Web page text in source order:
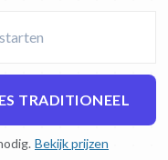
TRADITIONEEL
Bekijk prijzen